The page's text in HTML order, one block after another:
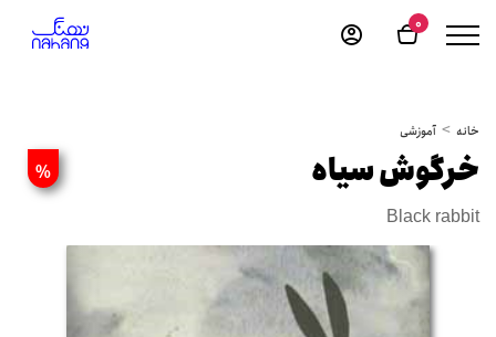
0
خانه آموزشی
% خرگوش سیاه
Black rabbit